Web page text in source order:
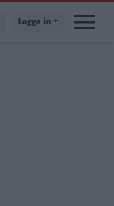
Logga in